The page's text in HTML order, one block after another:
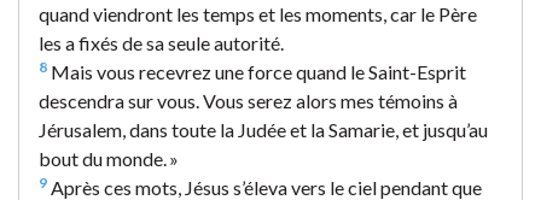
quand viendront les temps et les moments, car le Père
les a fixés de sa seule autorité.
8 Mais vous recevrez une force quand le Saint-Esprit
descendra sur vous. Vous serez alors mes témoins à
Jérusalem, dans toute la Judée et la Samarie, et jusqu’au
bout du monde. »
9 Après ces mots, Jésus s’éleva vers le ciel pendant que